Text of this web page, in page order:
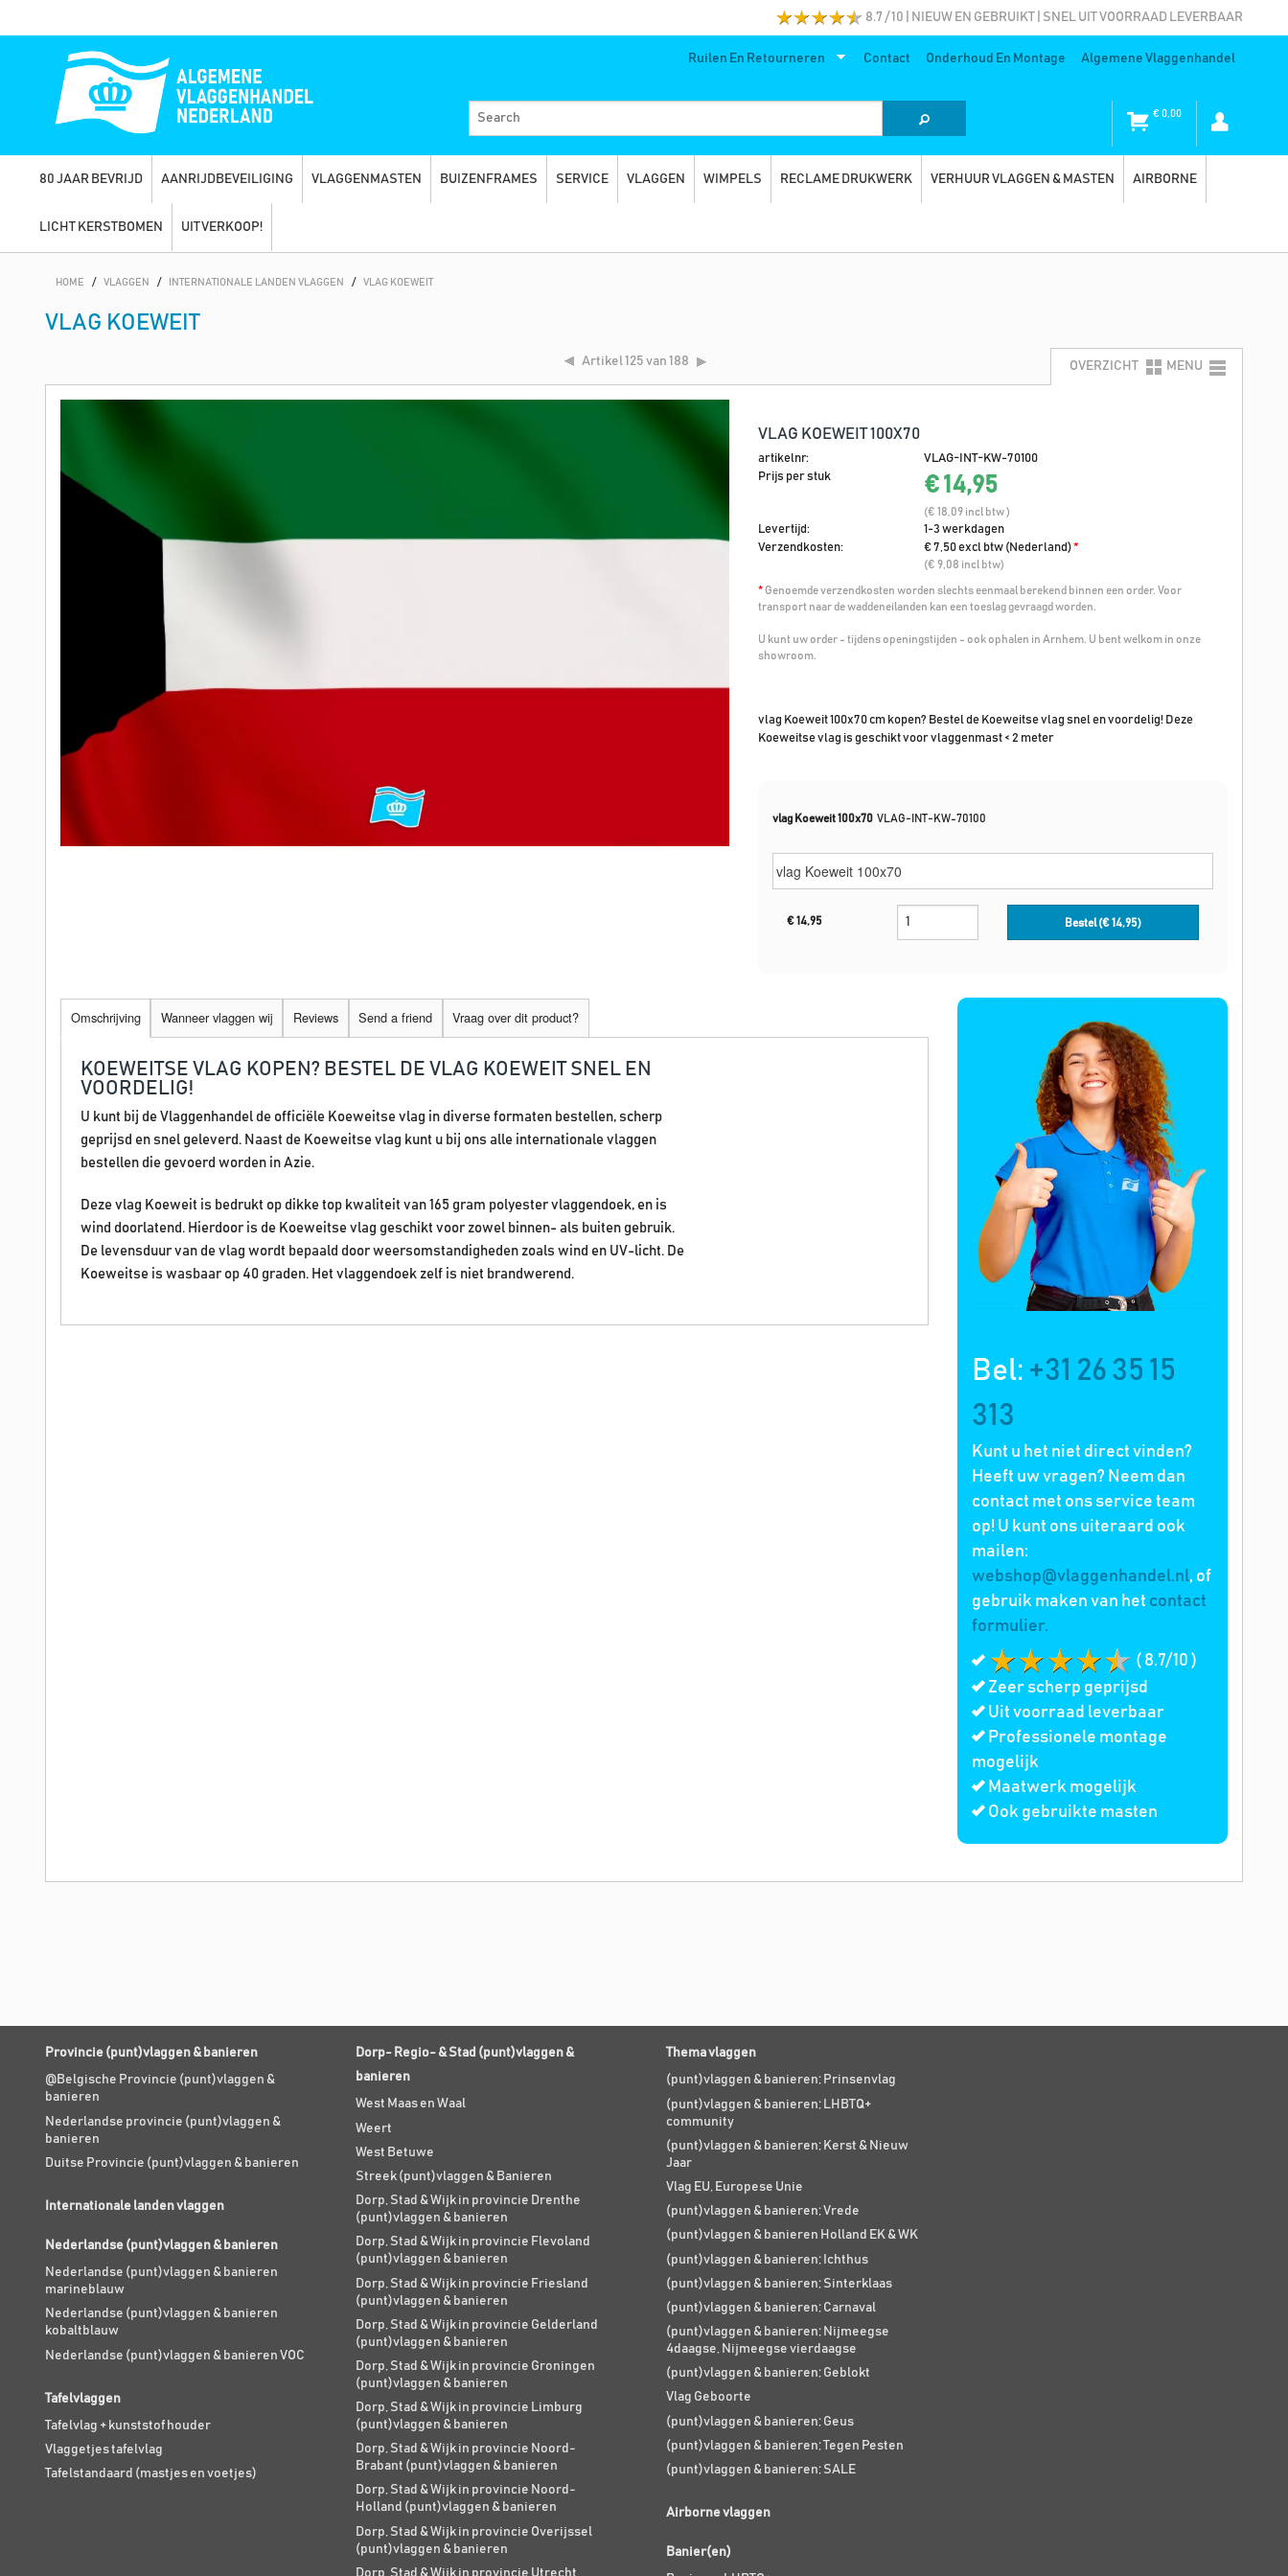
8.7 / 10 | NIEUW EN GEBRUIKT | SNEL UIT VOORRAAD LEVERBAAR
Ruilen En Retourneren Contact Onderhoud En Montage Algemene Vlaggenhandel
€0,00
80 JAAR BEVRIJD AANRIJDBEVEILIGING VLAGGENMASTEN BUIZENFRAMES SERVICE VLAGGEN WIMPELS RECLAME DRUKWERK VERHUUR VLAGGEN & MASTEN AIRBORNE
LICHT KERSTBOMEN UITVERKOOP!
HOME / VLAGGEN / INTERNATIONALE LANDEN VLAGGEN / VLAG KOEWEIT
VLAG KOEWEIT
Artikel125 van 188 OVERZICHT MENU
VLAG KOEWEIT 100X70
artikelnr:
VLAG-INT-KW-70100
Prijs per stuk
€ 14,95
(€ 18,09 incl btw )
Levertijd:
1-3 werkdagen
Verzendkosten:
€ 7,50 excl btw (Nederland)*
(€ 9,08 incl btw)
* Genoemde verzendkosten worden slechts eenmaal berekend binnen een order. Voor
transport naar de waddeneilanden kan een toeslag gevraagd worden.
U kunt uw order - tijdens openingstijden - ook ophalen in Arnhem. U bent welkom in onze
showroom.
vlag Koeweit 100x70 cm kopen? Bestel de Koeweitse vlag snel en voordelig! Deze
Koeweitse vlag is geschikt voor vlaggenmast < 2 meter
vlag Koeweit 100x70 VLAG-INT-KW-70100
€14,95 Bestel (€14,95)
Bel: +31 26 35 15
313
Kunt u het niet direct vinden?
Heeft uw vragen? Neem dan
contact met ons service team
op! U kunt ons uiteraard ook
mailen:
webshop@vlaggenhandel.nl, of
gebruik maken van het contact
formulier.
( 8.7/10 )
Zeer scherp geprijsd
Uit voorraad leverbaar
Professionele montage
mogelijk
Maatwerk mogelijk
Ook gebruikte masten
Omschrijving Wanneer vlaggen wij Reviews Send a friend Vraag over dit product?
KOEWEITSE VLAG KOPEN? BESTEL DE VLAG KOEWEIT SNEL EN
VOORDELIG!
U kunt bij de Vlaggenhandel de officiële Koeweitse vlag in diverse formaten bestellen, scherp
geprijsd en snel geleverd. Naast de Koeweitse vlag kunt u bij ons alle internationale vlaggen
bestellen die gevoerd worden in Azie.
Deze vlag Koeweit is bedrukt op dikke top kwaliteit van 165 gram polyester vlaggendoek, en is
wind doorlatend. Hierdoor is de Koeweitse vlag geschikt voor zowel binnen- als buiten gebruik.
De levensduur van de vlag wordt bepaald door weersomstandigheden zoals wind en UV-licht. De
Koeweitse is wasbaar op 40 graden. Het vlaggendoek zelf is niet brandwerend.
Provincie (punt)vlaggen & banieren
@Belgische Provincie (punt)vlaggen &
banieren
Nederlandse provincie (punt)vlaggen &
banieren
Duitse Provincie (punt)vlaggen & banieren
Internationale landen vlaggen
Nederlandse (punt)vlaggen & banieren
Nederlandse (punt)vlaggen & banieren
marineblauw
Nederlandse (punt)vlaggen & banieren
kobaltblauw
Nederlandse (punt)vlaggen & banieren VOC
Tafelvlaggen
Tafelvlag + kunststof houder
Vlaggetjes tafelvlag
Tafelstandaard (mastjes en voetjes)
Dorp- Regio- & Stad (punt)vlaggen &
banieren
West Maas en Waal
Weert
West Betuwe
Streek (punt)vlaggen & Banieren
Dorp, Stad & Wijk in provincie Drenthe
(punt)vlaggen & banieren
Dorp, Stad & Wijk in provincie Flevoland
(punt)vlaggen & banieren
Dorp, Stad & Wijk in provincie Friesland
(punt)vlaggen & banieren
Dorp, Stad & Wijk in provincie Gelderland
(punt)vlaggen & banieren
Dorp, Stad & Wijk in provincie Groningen
(punt)vlaggen & banieren
Dorp, Stad & Wijk in provincie Limburg
(punt)vlaggen & banieren
Dorp, Stad & Wijk in provincie Noord-
Brabant (punt)vlaggen & banieren
Dorp, Stad & Wijk in provincie Noord-
Holland (punt)vlaggen & banieren
Dorp, Stad & Wijk in provincie Overijssel
(punt)vlaggen & banieren
Dorp, Stad & Wijk in provincie Utrecht
Thema vlaggen
(punt)vlaggen & banieren; Prinsenvlag
(punt)vlaggen & banieren; LHBTQ+
community
(punt)vlaggen & banieren; Kerst & Nieuw
Jaar
Vlag EU, Europese Unie
(punt)vlaggen & banieren; Vrede
(punt)vlaggen & banieren Holland EK & WK
(punt)vlaggen & banieren; Ichthus
(punt)vlaggen & banieren; Sinterklaas
(punt)vlaggen & banieren; Carnaval
(punt)vlaggen & banieren; Nijmeegse
4daagse, Nijmeegse vierdaagse
(punt)vlaggen & banieren; Geblokt
Vlag Geboorte
(punt)vlaggen & banieren; Geus
(punt)vlaggen & banieren; Tegen Pesten
(punt)vlaggen & banieren; SALE
Airborne vlaggen
Banier(en)